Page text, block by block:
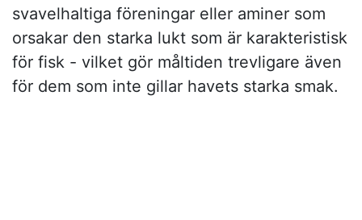
svavelhaltiga föreningar eller aminer som
orsakar den starka lukt som är karakteristisk
för fisk - vilket gör måltiden trevligare även
för dem som inte gillar havets starka smak.